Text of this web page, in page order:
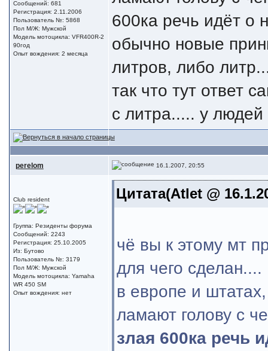
Сообщений: 681
Регистрация: 2.11.2006
Пользователь №: 5868
Пол М/Ж: Мужской
Модель мотоцикла: VFR400R-2
90год
Опыт вождения: 2 месяца
600ка речь идёт о
обычно новые
литров, либо
так что тут ответ
с литра..... у людей
perelom 16.1.2007, 20:55
Club resident
Группа: Резиденты форума
Сообщений: 2243
Регистрация: 25.10.2005
Из: Бутово
Пользователь №: 3179
Пол М/Ж: Мужской
Модель мотоцикла: Yamaha
WR 450 SM
Опыт вождения: нет
Цитата(Atlet @
чё вы к этому мт
для чего сделан....
в европе и
ламают голову с
злая 600ка речь